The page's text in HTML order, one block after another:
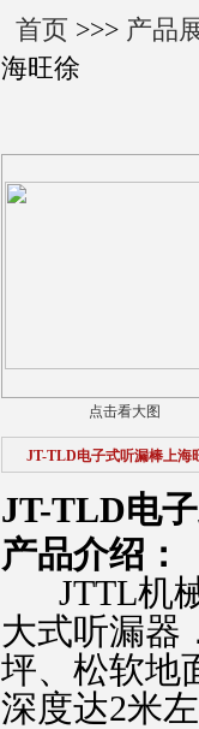
首页 >>> 产品
海旺徐
点击看大图
JT-TLD电子式听漏棒上海
JT-TLD电
产品介绍：
JTTL机械
大式听漏器
坪、松软地
深度达2米